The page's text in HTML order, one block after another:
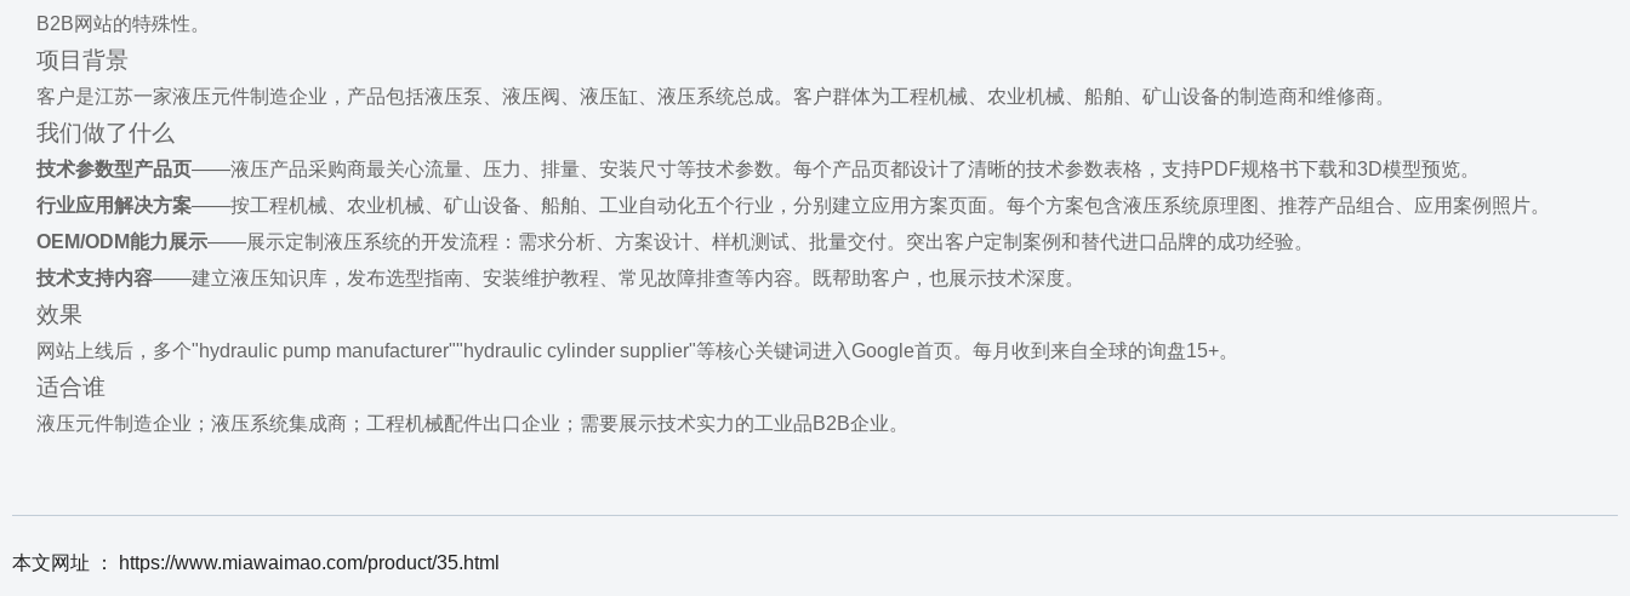
B2B网站的特殊性。
项目背景
客户是江苏一家液压元件制造企业，产品包括液压泵、液压阀、液压缸、液压系统总成。客户群体为工程机械、农业机械、船舶、矿山设备的制造商和维修商。
我们做了什么
技术参数型产品页——液压产品采购商最关心流量、压力、排量、安装尺寸等技术参数。每个产品页都设计了清晰的技术参数表格，支持PDF规格书下载和3D模型预览。
行业应用解决方案——按工程机械、农业机械、矿山设备、船舶、工业自动化五个行业，分别建立应用方案页面。每个方案包含液压系统原理图、推荐产品组合、应用案例照片。
OEM/ODM能力展示——展示定制液压系统的开发流程：需求分析、方案设计、样机测试、批量交付。突出客户定制案例和替代进口品牌的成功经验。
技术支持内容——建立液压知识库，发布选型指南、安装维护教程、常见故障排查等内容。既帮助客户，也展示技术深度。
效果
网站上线后，多个"hydraulic pump manufacturer""hydraulic cylinder supplier"等核心关键词进入Google首页。每月收到来自全球的询盘15+。
适合谁
液压元件制造企业；液压系统集成商；工程机械配件出口企业；需要展示技术实力的工业品B2B企业。
本文网址 ： https://www.miawaimao.com/product/35.html